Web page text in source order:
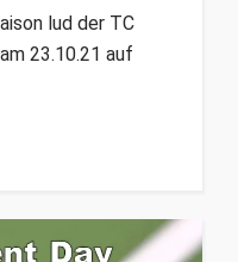
lud der TC
23.10.21 auf